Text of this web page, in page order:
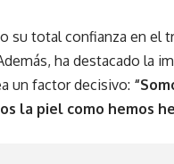
su total confianza en el
ha destacado la
un factor decisivo:
la piel como hemos